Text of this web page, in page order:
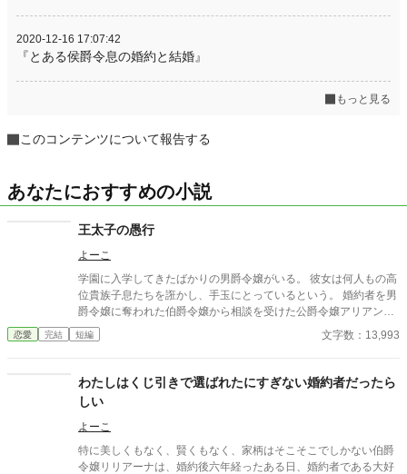
2020-12-16 17:07:42
『とある侯爵令息の婚約と結婚』
もっと見る
このコンテンツについて報告する
あなたにおすすめの小説
王太子の愚行
よーこ
学園に入学してきたばかりの男爵令嬢がいる。 彼女は何人もの高
位貴族子息たちを誑かし、手玉にとっているという。 婚約者を男
爵令嬢に奪われた伯爵令嬢から相談を受けた公爵令嬢アリアンヌ
は、このまま放ってはおけないと自分の婚約者である王太子に男
爵令嬢のことを相談することにした。 さて、男爵令嬢をどうする
恋愛 完結 短編 文字数：13,993
わたしはくじ引きで選ばれたにすぎない婚約者だったら
しい
よーこ
特に美しくもなく、賢くもなく、家柄はそこそこでしかない伯爵
令嬢リリアーナは、婚約後六年経ったある日、婚約者である大好